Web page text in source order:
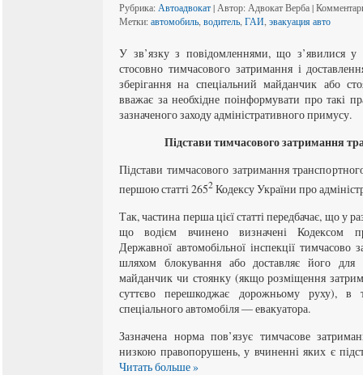
Рубрика: Автоадвокат| Автор: Адвокат Верба |
Метки: автомобиль водитель ГАИ эвакуация авто
У зв’язку з повідомленнями, що з’явилися у
стосовно тимчасового затримання і
зберігання на спеціальний майданчик або
вважає за необхідне поінформувати про такі
зазначеного заходу адміністративного примусу.
Підстави тимчасового затримання
Підстави тимчасового затримання
першою статті 2652 Кодексу України про
Так, частина перша цієї статті передбачає, що у
що водієм вчинено визначені Кодексом
Державної автомобільної інспекції тимчасово
шляхом блокування або доставляє його для
майданчик чи стоянку (якщо розміщення
суттєво перешкоджає дорожньому руху),
спеціального автомобіля — евакуатора.
Зазначена норма пов’язує тимчасове
низкою правопорушень, у вчиненні яких є
Читать больше »